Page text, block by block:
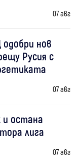
07 авг
нов
Русия с
07 авг
и остана
лига
07 авг